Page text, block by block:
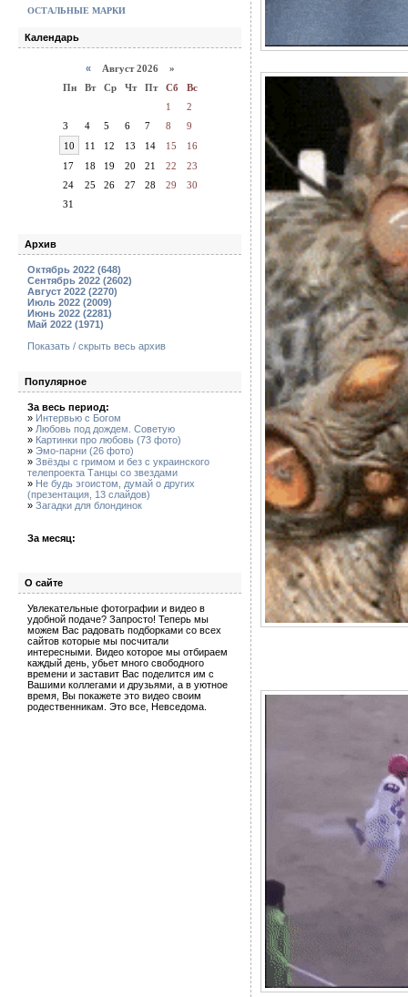
ОСТАЛЬНЫЕ МАРКИ
Календарь
« Август 2026 »
Пн
Вт Ср Чт Пт Сб
Вс
1
2
3
4 5 6 7 8
9
10
11 12 13 14 15
16
17
18 19 20 21 22
23
24
25 26 27 28 29
30
31
Архив
Октябрь 2022 (648)
Сентябрь 2022 (2602)
Август 2022 (2270)
Июль 2022 (2009)
Июнь 2022 (2281)
Май 2022 (1971)
Показать / скрыть весь архив
Популярное
За весь период:
» Интервью с Богом
» Любовь под дождем. Советую
» Картинки про любовь (73 фото)
» Эмо-парни (26 фото)
» Звёзды с гримом и без с украинского
телепроекта Танцы со звездами
» Не будь эгоистом, думай о других
(презентация, 13 слайдов)
» Загадки для блондинок
За месяц:
О сайте
Увлекательные фотографии и видео в
удобной подаче? Запросто! Теперь мы
можем Вас радовать подборками со всех
сайтов которые мы посчитали
интересными. Видео которое мы отбираем
каждый день, убьет много свободного
времени и заставит Вас поделится им с
Вашими коллегами и друзьями, а в уютное
время, Вы покажете это видео своим
родественникам. Это все, Невседома.